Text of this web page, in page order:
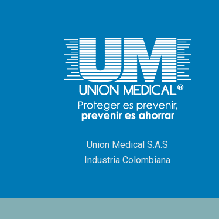
Union Medical S.A.S
Industria Colombiana